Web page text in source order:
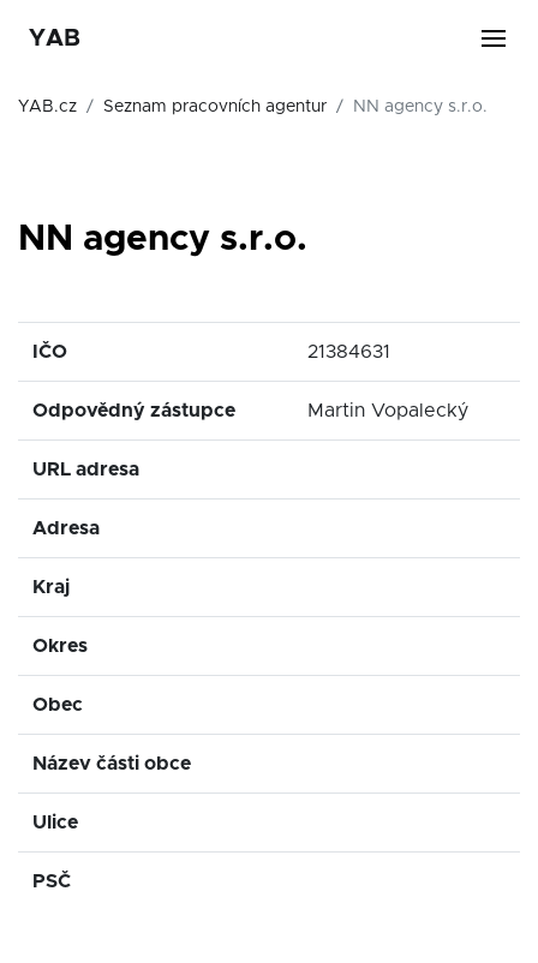
YAB
YAB.cz Seznam pracovních agentur NN agency s.r.o.
NN agency s.r.o.
IČO 21384631
Odpovědný zástupce Martin Vopalecký
URL adresa
Adresa
Kraj
Okres
Obec
Název části obce
Ulice
PSČ